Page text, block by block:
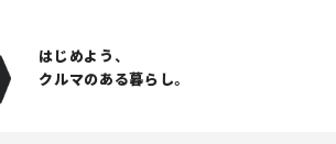
はじめよう、
クルマのある暮らし。